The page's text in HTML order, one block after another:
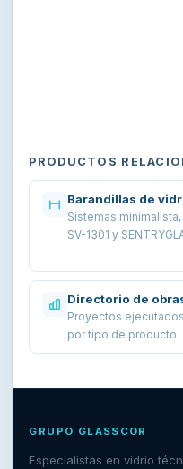
PRODUCTOS
Barandillas de
Sistemas minimalista,
SV-1301 y
Directorio de
Proyectos ejecutados
por tipo de producto
GRUPO GLASSCOR
Especialistas en vidrio